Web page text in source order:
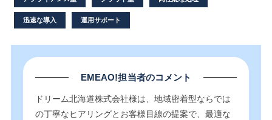
迅速な導入 運用サポート
EMEAO!担当者のコメント
ドリーム北海道株式会社様は、地域密着型ならでは
の丁寧なヒアリングとお客様目線の提案で、最適な